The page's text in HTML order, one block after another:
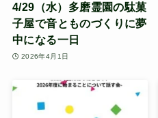
4/29（水）多磨霊園の駄菓
子屋で音とものづくりに夢
中になる一日
2026年4月1日